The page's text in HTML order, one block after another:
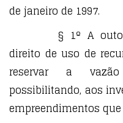
de janeiro de 1997.
§ 1º A
direito de uso de
reservar a
possibilitando, aos
empreendimentos